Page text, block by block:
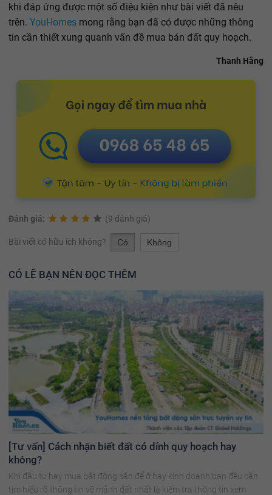
khi đáp ứng được một số điệu kiện như bài viết đã nêu
trên. YouHomes mong rằng bạn đã có được những thông
tin cần thiết xung quanh vấn đề mua bán đất quy hoạch.
Thanh Hằng
Đánh giá: (9 đánh giá)
Bài viết có hữu ích không? Có Không
CÓ LẼ BẠN NÊN ĐỌC THÊM
[Tư vấn] Cách nhận biết đất có dính quy hoạch hay
không?
Khi đầu tư hay mua bất động sản để ở hay kinh doanh bạn đều cần
tìm hiểu rõ thông tin về mảnh đất nhất là kiểm tra thông tin xem